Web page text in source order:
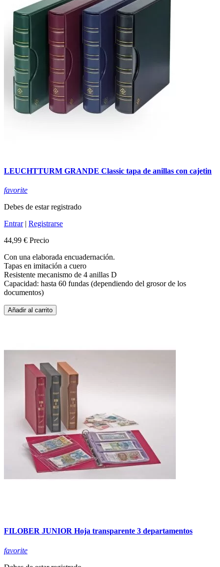
LEUCHTTURM GRANDE Classic tapa de anillas con cajetin
favorite
Debes de estar registrado
Entrar| Registrarse
44,99 € Precio
Con una elaborada encuadernación.
Tapas en imitación a cuero
Resistente mecanismo de 4 anillas D
Capacidad: hasta 60 fundas (dependiendo del grosor de los
documentos)
Añadir al carrito
FILOBER JUNIOR Hoja transparente 3 departamentos
favorite